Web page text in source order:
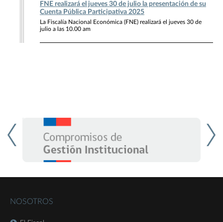
FNE realizará el jueves 30 de julio la presentación de su
Cuenta Pública Participativa 2025
La Fiscalía Nacional Económica (FNE) realizará el jueves 30 de
julio a las 10.00 am
NOSOTROS